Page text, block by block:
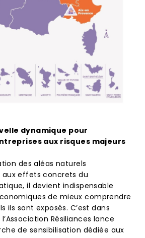
dynamique pour
aux risques majeurs
des aléas naturels
effets concrets du
il devient indispensable
de mieux comprendre
ils sont exposés. C’est dans
Résiliances lance
de sensibilisation dédiée aux